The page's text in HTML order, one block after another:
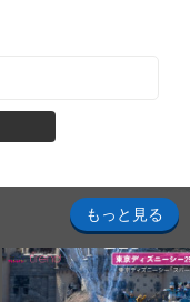
もっと見る